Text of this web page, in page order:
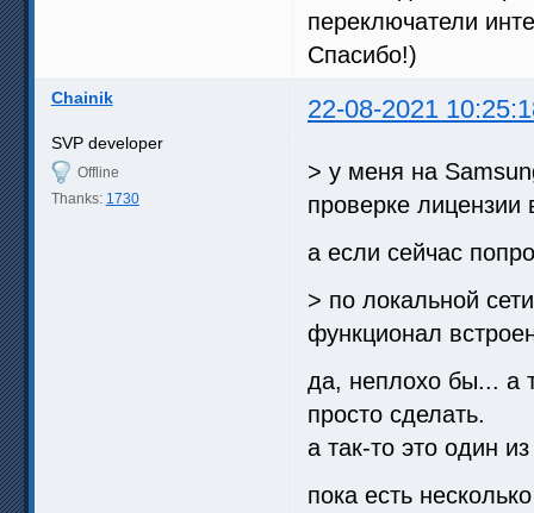
переключатели
Спасибо!)
Chainik 22-08-2021
SVP developer
Offline
Thanks: 1730
> у меня на
проверке лицензии
а если сейчас
> по локальной
функционал
да, неплохо бы... а
просто сделать.
а так-то это один
пока есть